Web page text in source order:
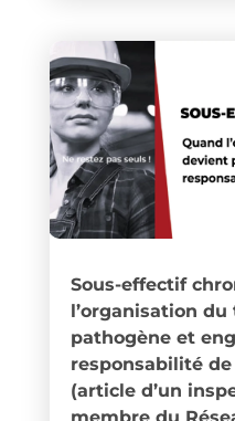
Sous-effectif
l’organisation
pathogène et
responsabilité
(article d’un